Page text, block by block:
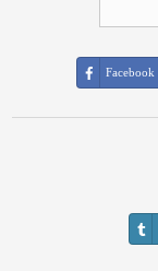
Facebook